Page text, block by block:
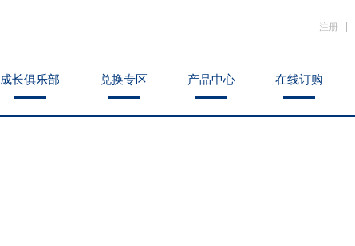
注册
成长俱乐部
成长俱乐部 兑换专区
兑换专区 产品中心
产品中心 在线订购
在线订购